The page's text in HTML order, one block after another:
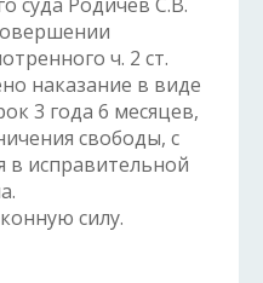
ч. 2 ст.
наказание в виде
3 года 6 месяцев,
свободы, с
в исправительной
силу.